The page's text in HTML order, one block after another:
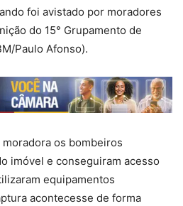
foi avistado por moradores
do 15° Grupamento de
Paulo Afonso).
os bombeiros
imóvel e conseguiram acesso
equipamentos
acontecesse de forma